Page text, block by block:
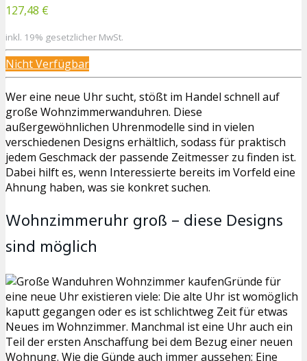
127,48 €
inkl. 19% gesetzlicher MwSt.
Nicht Verfügbar
Wer eine neue Uhr sucht, stößt im Handel schnell auf
große Wohnzimmerwanduhren. Diese
außergewöhnlichen Uhrenmodelle sind in vielen
verschiedenen Designs erhältlich, sodass für praktisch
jedem Geschmack der passende Zeitmesser zu finden ist.
Dabei hilft es, wenn Interessierte bereits im Vorfeld eine
Ahnung haben, was sie konkret suchen.
Wohnzimmeruhr groß – diese Designs
sind möglich
Gründe für
eine neue Uhr existieren viele: Die alte Uhr ist womöglich
kaputt gegangen oder es ist schlichtweg Zeit für etwas
Neues im Wohnzimmer. Manchmal ist eine Uhr auch ein
Teil der ersten Anschaffung bei dem Bezug einer neuen
Wohnung. Wie die Günde auch immer aussehen: Eine